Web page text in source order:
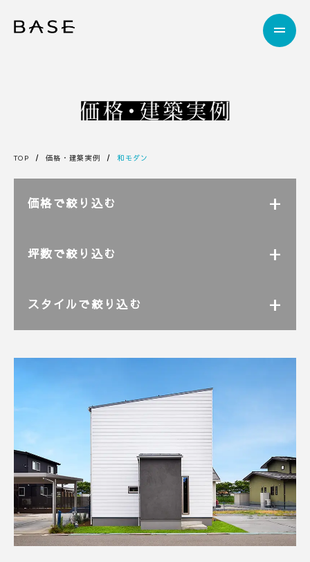
TOP 価格・建築実例 和モダン
価格で絞り込む
坪数で絞り込む
スタイルで絞り込む